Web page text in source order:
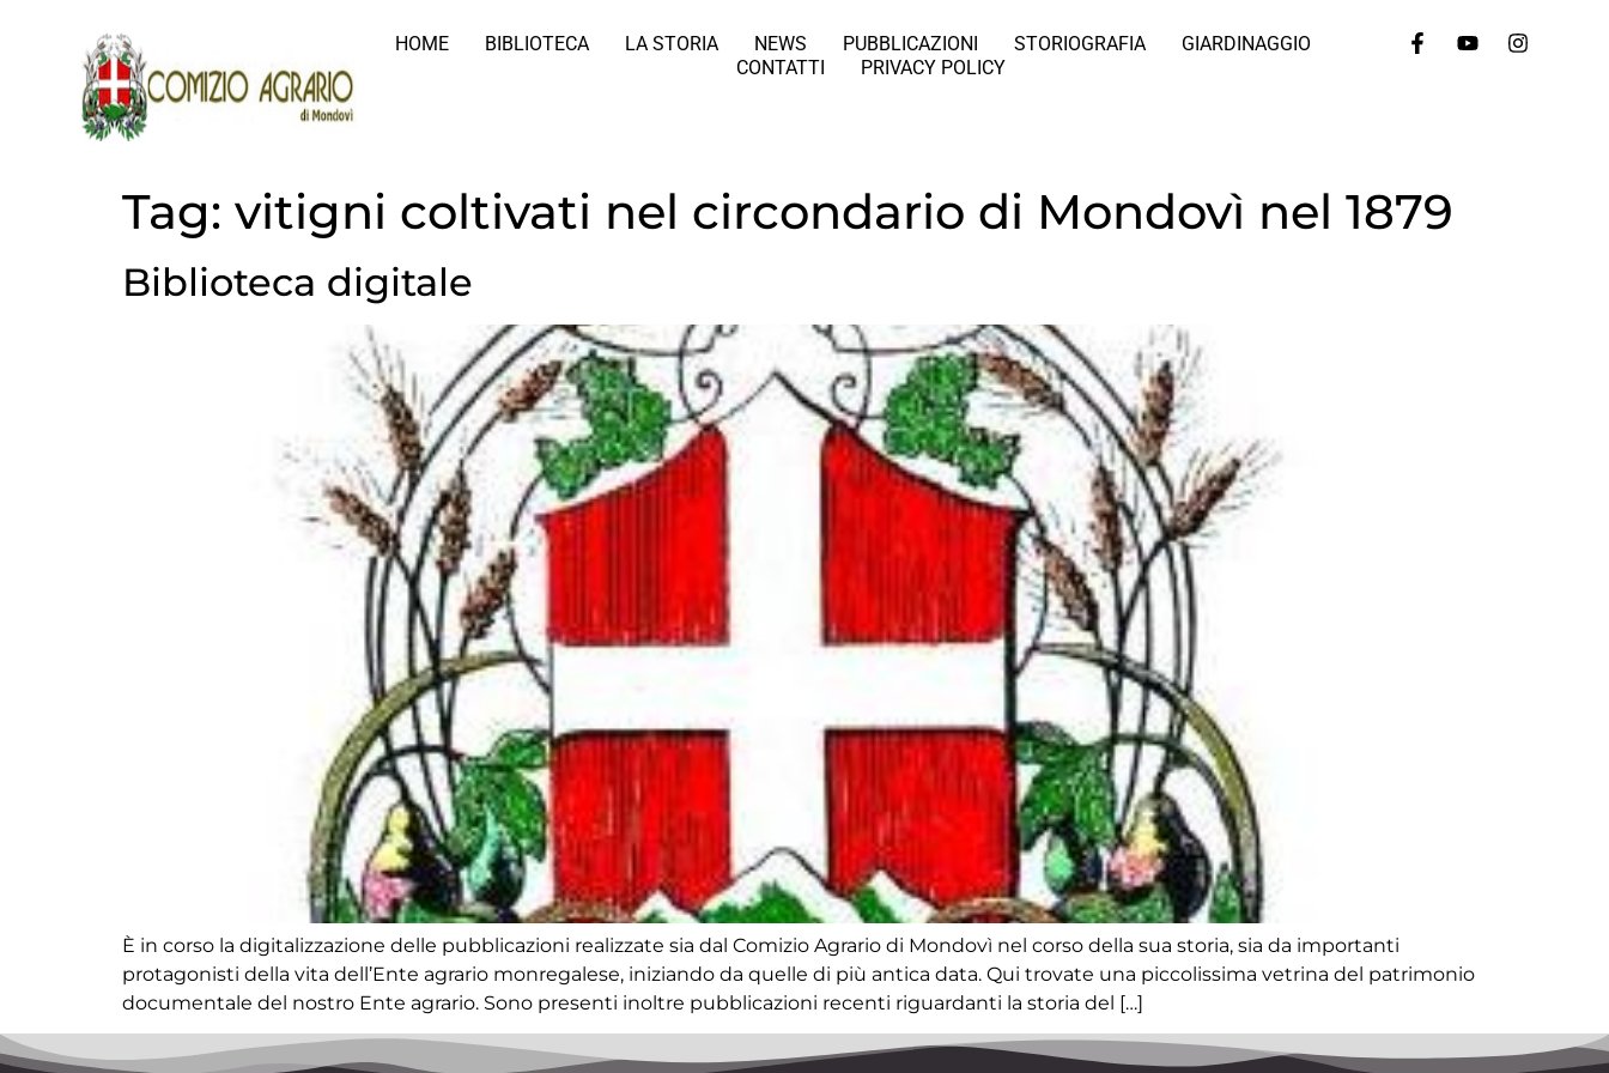
HOME BIBLIOTECA LA STORIA NEWS PUBBLICAZIONI STORIOGRAFIA
GIARDINAGGIO
CONTATTI
PRIVACY POLICY
Tag: vitigni coltivati nel circondario di Mondovì nel 1879
Biblioteca digitale
È in corso la digitalizzazione delle pubblicazioni realizzate sia dal Comizio Agrario di Mondovì nel corso della sua storia, sia da importanti
protagonisti della vita dell’Ente agrario monregalese, iniziando da quelle di più antica data. Qui trovate una piccolissima vetrina del patrimonio
documentale del nostro Ente agrario. Sono presenti inoltre pubblicazioni recenti riguardanti la storia del […]